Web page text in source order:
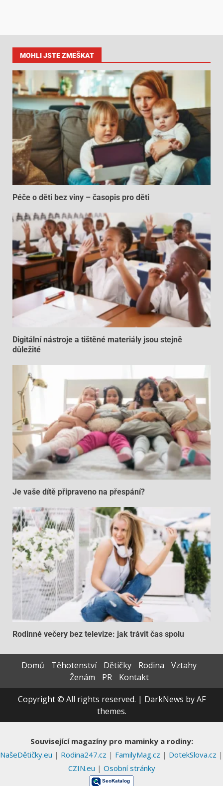
MOHLI JSTE ZMEŠKAT
Péče o děti bez viny – časopis pro děti
Digitální nástroje a tištěné materiály jsou stejně
důležité
Je vaše dítě připraveno na přespání?
Rodinné večery bez televize: jak trávit čas spolu
Domů Těhotenství Dětičky Rodina
Vztahy
Ženám
PR
Kontakt
Copyright © All rights reserved. | DarkNews by AF
themes.
Související magazíny pro maminky a rodiny:
NašeDětičky.eu | Rodina247.cz | FamilyMag.cz | DotekSlova.cz |
CZIN.eu | Osobní stránky